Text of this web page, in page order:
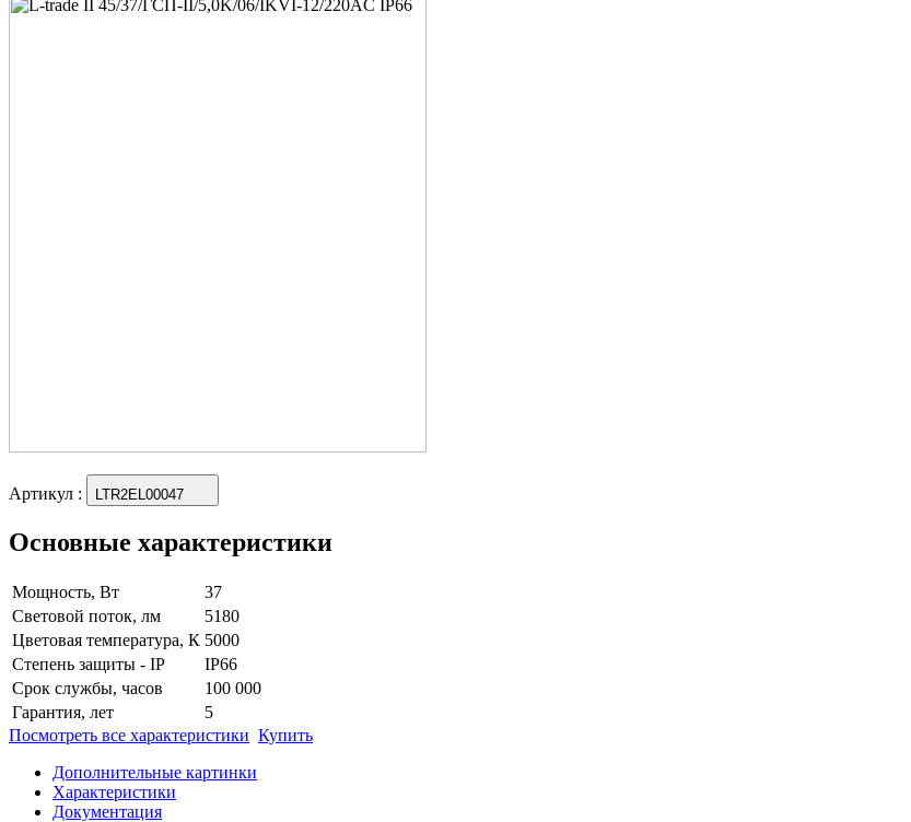
Артикул : LTR2EL00047
Основные характеристики
Мощность, Вт
37
Световой поток, лм
5180
Цветовая температура, К 5000
Степень защиты - IP
IP66
Срок службы, часов
100 000
Гарантия, лет
5
Посмотреть все характеристики Купить
Дополнительные картинки
Характеристики
Документация